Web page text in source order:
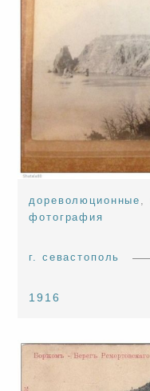
дореволюционные ,
фотография
г. севастополь
1916